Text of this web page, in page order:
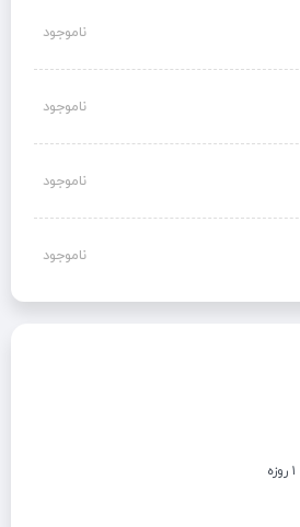
ناموجود
ناموجود
ناموجود
ناموجود